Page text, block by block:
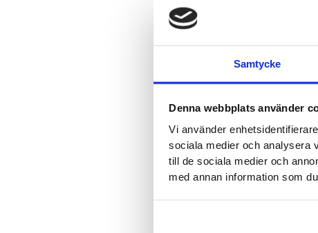
Samtycke
Denna webbplats använder
Vi använder
sociala medier och analysera
till de sociala medier och
med annan information som